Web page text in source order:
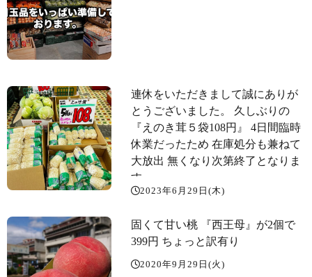
連休をいただきまして誠にありが
とうございました。 久しぶりの
『えのき茸５袋108円』 4日間臨時
休業だったため 在庫処分も兼ねて
大放出️ 無くなり次第終了となりま
す。
2023年6月29日(木)
固くて甘い桃 『西王母』が2個で
399円️ ちょっと訳有り
2020年9月29日(火)